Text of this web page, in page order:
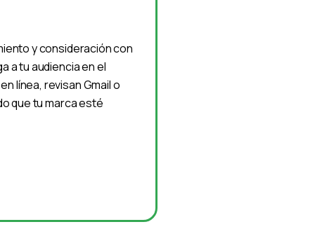
y consideración con
a tu audiencia en el
línea, revisan Gmail o
que tu marca esté